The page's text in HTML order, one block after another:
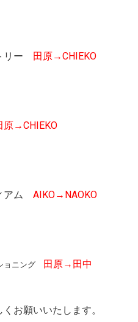
リー 田原→CHIEKO
原→CHIEKO
アム AIKO→NAOKO
ョニング 田原→田中
お願いいたします。